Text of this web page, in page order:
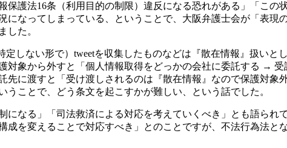
護法16条（利用目的の制限）違反になる恐れがある」「こ
なってしまっている、ということで、大阪弁護士会が「表現
した。
しない形で）tweetを収集したものなどは『散在情報』扱い
対象から外すと「個人情報取得をどっかの会社に委託する →
先に渡すと「受け渡しされるのは『散在情報』なので保護対
ことで、どう条文を起こすかが難しい、という話でした。
になる」「司法救済による対応を考えていくべき」とも語ら
を変えることで対応すべき」とのことですが、不法行為法と